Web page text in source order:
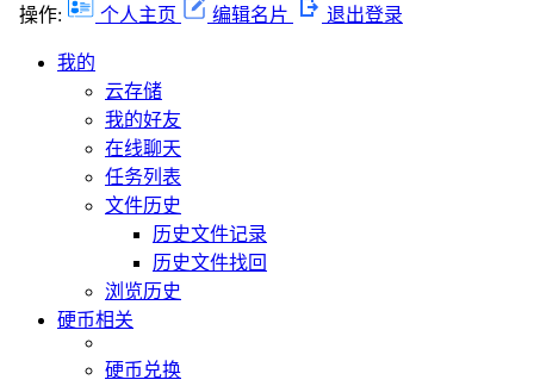
操作: 个人主页 编辑名片 退出登录
我的
云存储
我的好友
在线聊天
任务列表
文件历史
历史文件记录
历史文件找回
浏览历史
硬币相关
硬币兑换